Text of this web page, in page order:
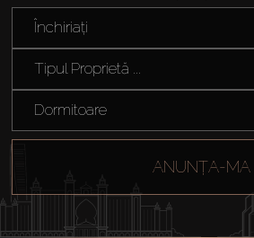
Agenți
About Us
Închiriați
Tipul Proprietă ...
Dormitoare
ANUNȚA-MA